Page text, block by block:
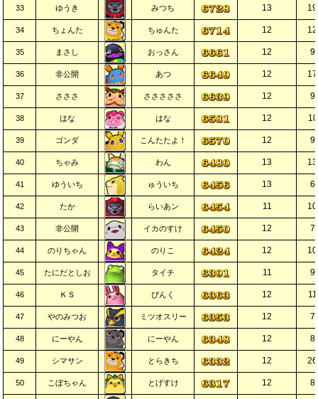
33 ゆうき みつち 13
34 ちょんた ちゅんた 12
35 まさし おっさん 12
36 非公開 あつ 12
37 さささ さささささ 12
38 はな はな 12
39 ゴンダ こんたたよ！ 12
40 ちゃみ わん 13
41 ゆういち ゅういち 13
42 たか らいあン 11
43 非公開 イカのすけ 12
44 のりちゃん のりこ 12
45 たにだとしお タイチ 11
46 ＫＳ ぴんく 12
47 やのみつお ミツオスリー 12
48 にーやん にーやん 12
49 シマサン とらきち 12
50 こぼちゃん とげすけ 12